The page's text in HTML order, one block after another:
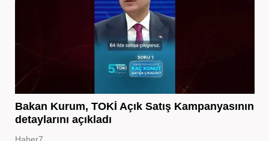
Bakan Kurum, TOKİ Açık Satış Kampanyasının
detaylarını açıkladı